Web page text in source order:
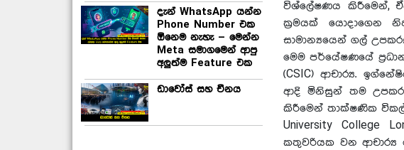
දැන් WhatsApp යන්න
Phone Number එක
ඕනෙම නැහැ – මෙන්න
Meta සමාගමෙන් ආපු
අලුත්ම Feature එක
ඩාවෝස් සහ චීනය
විශ්ලේෂණය කිරීමෙන්,
ක්‍රමයක් යොදාගෙන
සාමාන්‍යයෙන් ගල්
මෙම පර්යේෂණයේ
(CSIC) ආචාර්‍ය.
ආදි මිනිසුන් තම
කිරීමෙන් තාක්ෂණික
University College
කතුවරියක වන ආචාර්‍ය